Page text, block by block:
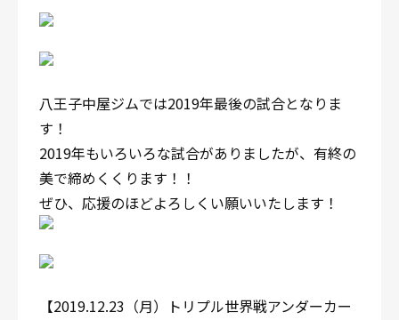
八王子中屋ジムでは2019年最後の試合となりま
す！
2019年もいろいろな試合がありましたが、有終の
美で締めくくります！！
ぜひ、応援のほどよろしくい願いいたします！
【2019.12.23（月）トリプル世界戦アンダーカー